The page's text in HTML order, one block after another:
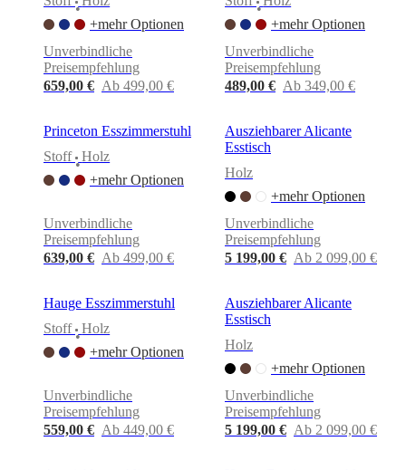
•
+mehr Optionen
Unverbindliche
Preisempfehlung
659,00 € Ab 499,00 €
•
+mehr Optionen
Unverbindliche
Preisempfehlung
489,00 € Ab 349,00 €
Princeton Esszimmerstuhl
Stoff
•
Holz
+mehr Optionen
Unverbindliche
Preisempfehlung
639,00 € Ab 499,00 €
Ausziehbarer Alicante
Esstisch
Holz
+mehr Optionen
Unverbindliche
Preisempfehlung
5 199,00 € Ab 2 099,00 €
Hauge Esszimmerstuhl
Stoff
•
Holz
+mehr Optionen
Unverbindliche
Preisempfehlung
559,00 € Ab 449,00 €
Ausziehbarer Alicante
Esstisch
Holz
+mehr Optionen
Unverbindliche
Preisempfehlung
5 199,00 € Ab 2 099,00 €